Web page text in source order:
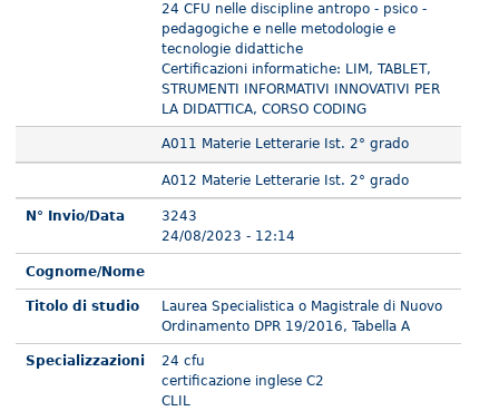
24 CFU nelle discipline antropo - psico -
pedagogiche e nelle metodologie e
tecnologie didattiche
Certificazioni informatiche: LIM, TABLET,
STRUMENTI INFORMATIVI INNOVATIVI PER
LA DIDATTICA, CORSO CODING
A011 Materie Letterarie Ist. 2° grado
A012 Materie Letterarie Ist. 2° grado
N° Invio/Data
3243
24/08/2023 - 12:14
Cognome/Nome
Titolo di studio
Laurea Specialistica o Magistrale di Nuovo
Ordinamento DPR 19/2016, Tabella A
Specializzazioni
24 cfu
certificazione inglese C2
CLIL